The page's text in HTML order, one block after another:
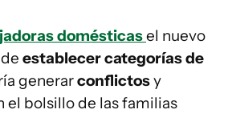
domésticasel nuevo
establecer categorías de
generarconflictosy
el bolsillo de las familias